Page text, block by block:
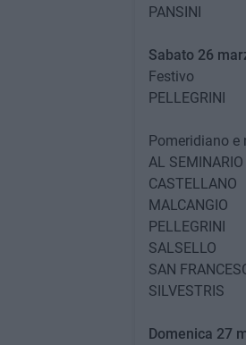
PANSINI
Sabato 26
Festivo
PELLEGRINI
Pomeridiano e
AL SEMINARIO
CASTELLANO
MALCANGIO
PELLEGRINI
SALSELLO
SAN
SILVESTRIS
Domenica 27